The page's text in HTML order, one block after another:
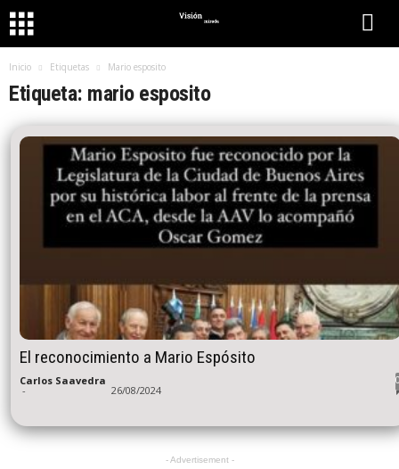
Inicio Etiquetas Mario esposito
Etiqueta: mario esposito
El reconocimiento a Mario Espósito
Carlos Saavedra
- 26/08/2024
- Advertisement -